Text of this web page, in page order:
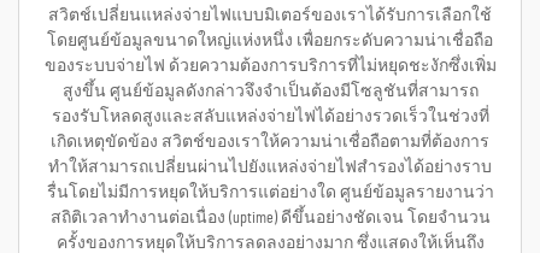
สวิตช์เปลี่ยนแหล่งจ่ายไฟแบบมิเตอร์ของเราได้รับการเลือกใช้
โดยศูนย์ข้อมูลขนาดใหญ่แห่งหนึ่ง เพื่อยกระดับความน่าเชื่อถือ
ของระบบจ่ายไฟ ด้วยความต้องการบริการที่ไม่หยุดชะงักซึ่งเพิ่ม
สูงขึ้น ศูนย์ข้อมูลดังกล่าวจึงจำเป็นต้องมีโซลูชันที่สามารถ
รองรับโหลดสูงและสลับแหล่งจ่ายไฟได้อย่างรวดเร็วในช่วงที่
เกิดเหตุขัดข้อง สวิตช์ของเราให้ความน่าเชื่อถือตามที่ต้องการ
ทำให้สามารถเปลี่ยนผ่านไปยังแหล่งจ่ายไฟสำรองได้อย่างราบ
รื่นโดยไม่มีการหยุดให้บริการแต่อย่างใด ศูนย์ข้อมูลรายงานว่า
สถิติเวลาทำงานต่อเนื่อง (uptime) ดีขึ้นอย่างชัดเจน โดยจำนวน
ครั้งของการหยุดให้บริการลดลงอย่างมาก ซึ่งแสดงให้เห็นถึง